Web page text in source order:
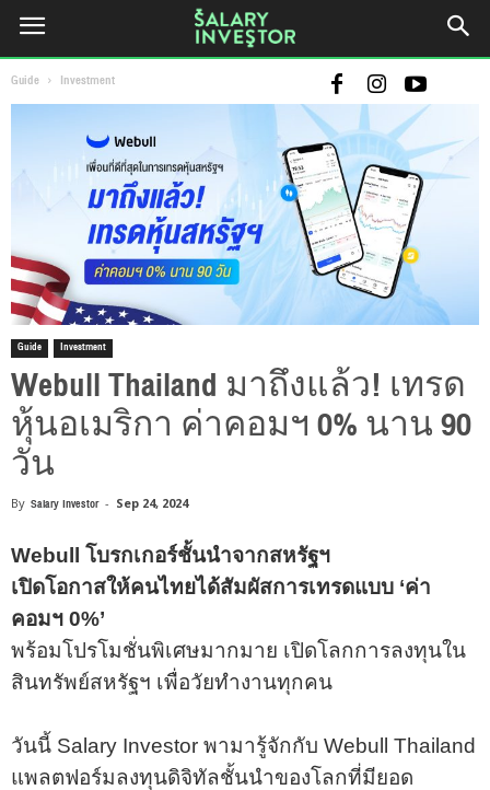
Guide Investment
Guide Investment
Webull Thailand มาถึงแล้ว! เทรด
หุ้นอเมริกา ค่าคอมฯ 0% นาน 90
วัน
By Salary Investor - Sep 24, 2024
Webull โบรกเกอร์ชั้นนำจากสหรัฐฯ
เปิดโอกาสให้คนไทยได้สัมผัสการเทรดแบบ ‘ค่า
คอมฯ 0%’
พร้อมโปรโมชั่นพิเศษมากมาย เปิดโลกการลงทุนใน
สินทรัพย์สหรัฐฯ เพื่อวัยทำงานทุกคน
วันนี้ Salary Investor พามารู้จักกับ Webull Thailand
แพลตฟอร์มลงทุนดิจิทัลชั้นนำของโลกที่มียอด